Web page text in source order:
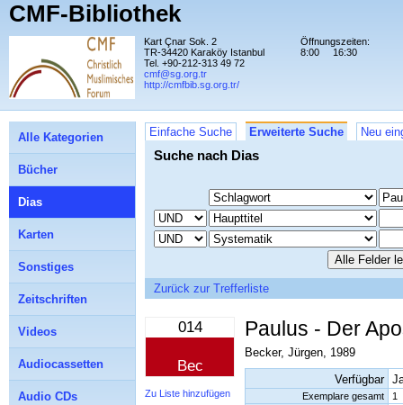
CMF-Bibliothek
Kart Çnar Sok. 2
TR-34420 Karaköy Istanbul
Tel. +90-212-313 49 72
cmf@sg.org.tr
http://cmfbib.sg.org.tr/
Öffnungszeiten:
8:00
16:30
Einfache Suche Erweiterte Suche Neu
Suche nach Dias
Zurück zur Trefferliste
014
Bec
Zu Liste hinzufügen
Paulus - Der
Becker, Jürgen, 1989
Verfügbar
Exemplare gesamt
1
Alle Kategorien
Bücher
Dias
Karten
Sonstiges
Zeitschriften
Videos
Audiocassetten
Audio CDs